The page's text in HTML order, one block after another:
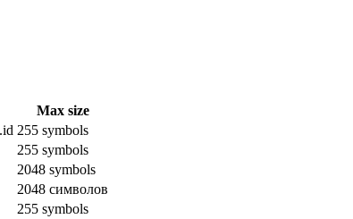
Max size
255 symbols
255 symbols
2048 symbols
2048 символов
255 symbols